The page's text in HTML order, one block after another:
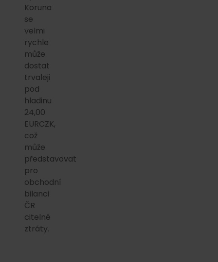
Koruna
se
velmi
rychle
může
dostat
trvaleji
pod
hladinu
24,00
EURCZK,
což
může
představovat
pro
obchodní
bilanci
ČR
citelné
ztráty.